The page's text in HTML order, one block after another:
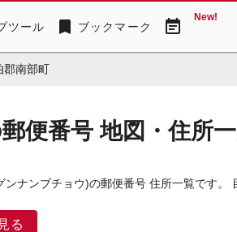
ツール bookmark ブックマーク event_note New!
郡南部町
便番号 地図・住所
ンナンブチョウ)の郵便番号 住所一覧です。
る